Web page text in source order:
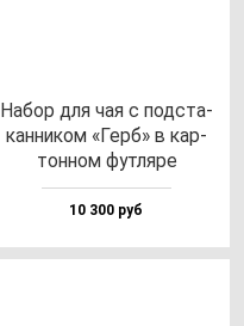
Набор для чая с под­ста­
кан­ни­ком «Герб» в кар­
тон­ном фут­ля­ре
10 300 руб